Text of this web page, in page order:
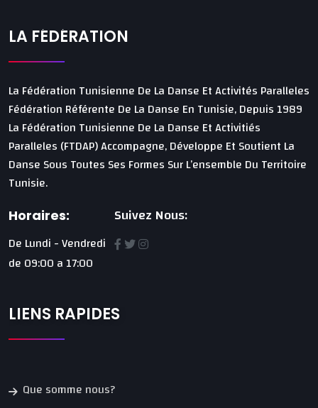
LA FÉDÉRATION
La Fédération Tunisienne De La Danse Et Activités Paralleles
Fédération Référente De La Danse En Tunisie, Depuis 1989
La Fédération Tunisienne De La Danse Et Activitiés
Paralleles (FTDAP) Accompagne, Développe Et Soutient La
Danse Sous Toutes Ses Formes Sur L’ensemble Du Territoire
Tunisie.
Horaires:
De Lundi - Vendredi
de 09:00 a 17:00
Suivez Nous:
LIENS RAPIDES
Que somme nous?